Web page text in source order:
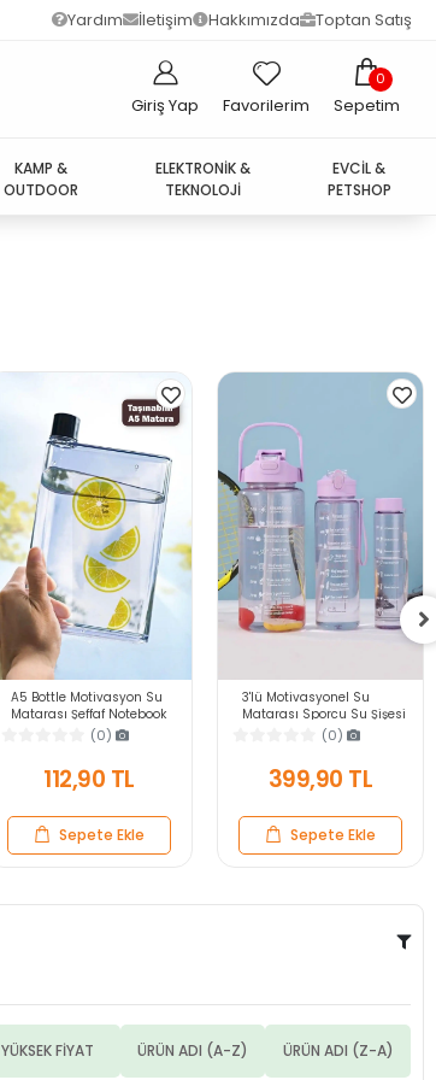
Yardım İletişim Hakkımızda Toptan Satış
Giriş Yap Favorilerim
0
Sepetim
KAMP &
OUTDOOR
ELEKTRONİK &
TEKNOLOJİ
EVCİL &
PETSHOP
A5 Bottle Motivasyon Su
Matarası Şeffaf Notebook
Taşınabilir Sporcu Suluk
Su Şişesi 350ml
(0)
112,90 TL
Sepete Ekle
3'lü Motivasyonel Su
Matarası Sporcu Su Şişesi
Suluk Stickerlı Pipetli
Suluk 2000+900+500ml
(0)
399,90 TL
Sepete Ekle
YÜKSEK FİYAT ÜRÜN ADI (A-Z) ÜRÜN ADI (Z-A)